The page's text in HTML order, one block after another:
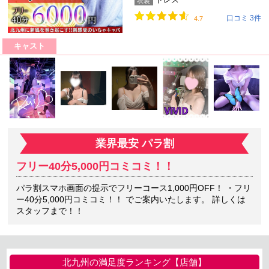
4.7 口コミ 3件
キャスト
業界最安 パラ割
フリー40分5,000円コミコミ！！
パラ割スマホ画面の提示でフリーコース1,000円OFF！ ・フリ
ー40分5,000円コミコミ！！ でご案内いたします。 詳しくは
スタッフまで！！
北九州の満足度ランキング【店舗】